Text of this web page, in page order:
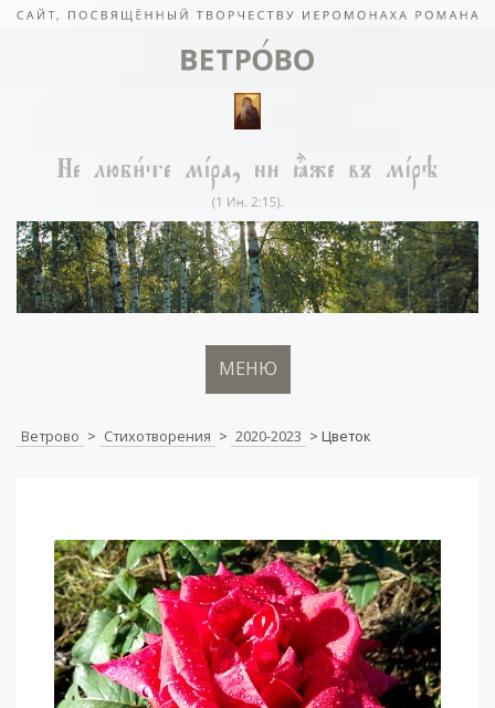
МЕНЮ
Ветрово > Стихотворения > 2020-2023 > Цветок